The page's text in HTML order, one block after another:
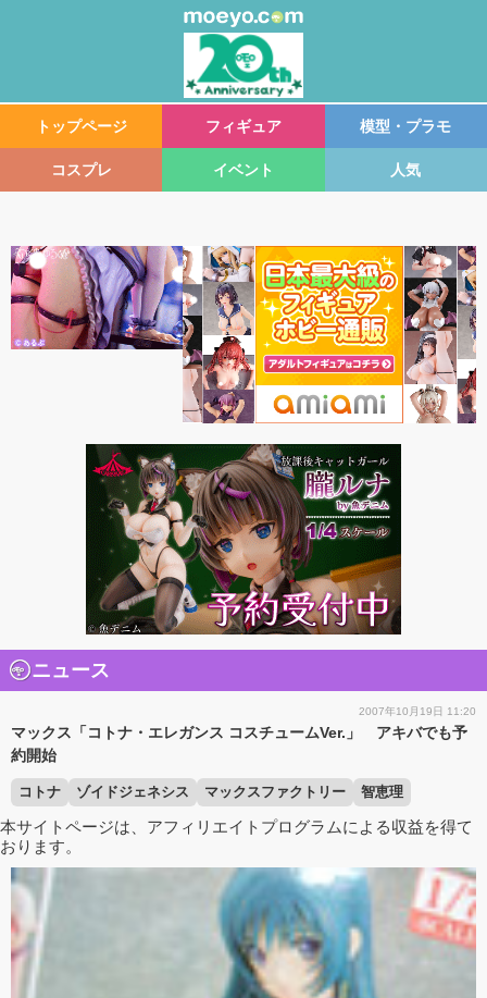
トップページ フィギュア 模型・プラモ
コスプレ イベント 人気
ニュース
2007年10月19日 11:20
マックス「コトナ・エレガンス コスチュームVer.」 アキバでも予
約開始
コトナ ゾイドジェネシス マックスファクトリー 智恵理
本サイトページは、アフィリエイトプログラムによる収益を得て
おります。